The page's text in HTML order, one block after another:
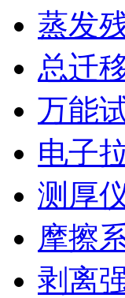
蒸发
总迁
万能
电子
测厚
摩擦
剥离